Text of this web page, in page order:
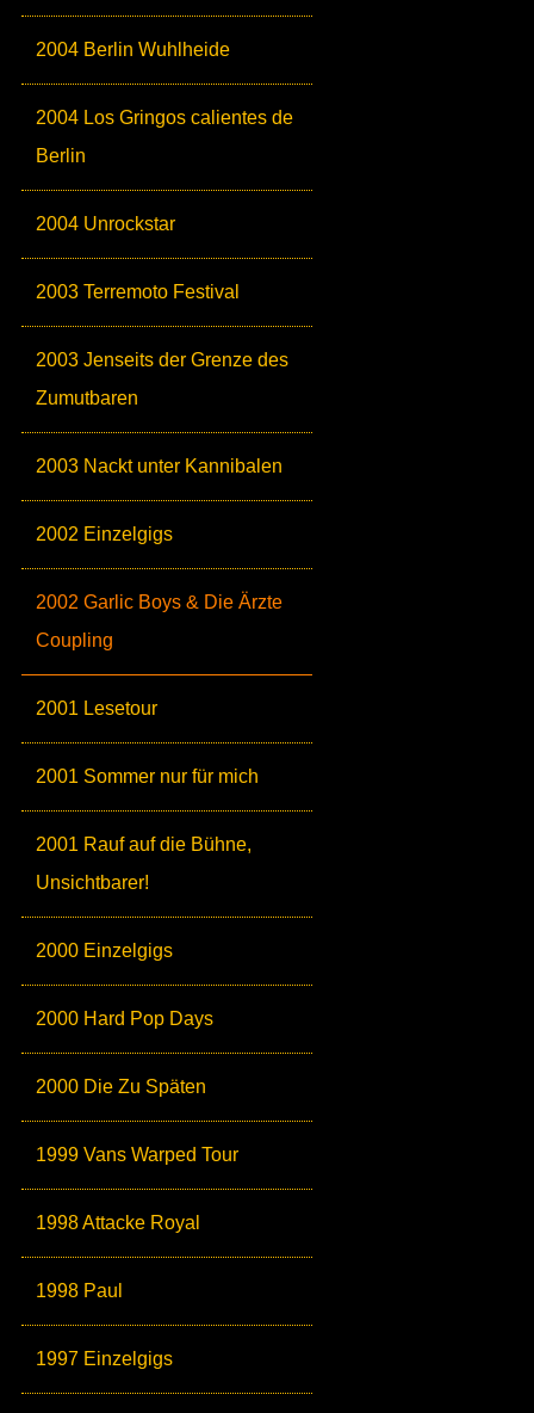
2004 Berlin Wuhlheide
2004 Los Gringos calientes de
Berlin
2004 Unrockstar
2003 Terremoto Festival
2003 Jenseits der Grenze des
Zumutbaren
2003 Nackt unter Kannibalen
2002 Einzelgigs
2002 Garlic Boys & Die Ärzte
Coupling
2001 Lesetour
2001 Sommer nur für mich
2001 Rauf auf die Bühne,
Unsichtbarer!
2000 Einzelgigs
2000 Hard Pop Days
2000 Die Zu Späten
1999 Vans Warped Tour
1998 Attacke Royal
1998 Paul
1997 Einzelgigs